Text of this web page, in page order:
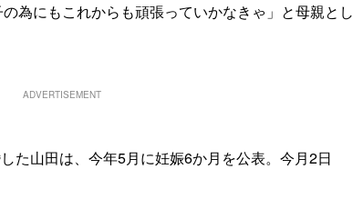
為にもこれからも頑張っていかなきゃ」と母親とし
ADVERTISEMENT
た山田は、今年5月に妊娠6か月を公表。今月2日